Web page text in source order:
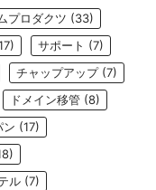
プロダクツ (33)
サポート (7)
チャップアップ(7)
ドメイン移管 (8)
ン (17)
ル (7)